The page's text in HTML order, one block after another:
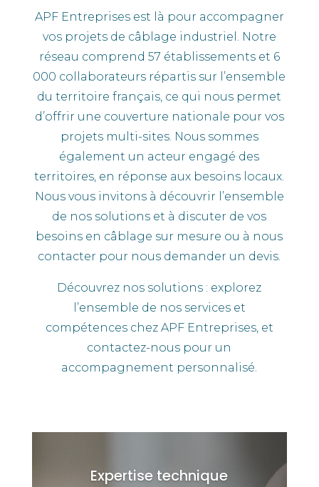
APF Entreprises est là pour accompagner
vos projets de câblage industriel. Notre
réseau comprend 57 établissements et 6
000 collaborateurs répartis sur l’ensemble
du territoire français, ce qui nous permet
d’offrir une couverture nationale pour vos
projets multi-sites. Nous sommes
également un acteur engagé des
territoires, en réponse aux besoins locaux.
Nous vous invitons à découvrir l’ensemble
de nos solutions et à discuter de vos
besoins en câblage sur mesure ou à nous
contacter pour nous demander un devis.
Découvrez nos solutions : explorez
l’ensemble de nos services et
compétences chez APF Entreprises, et
contactez-nous pour un
accompagnement personnalisé.
Expertise technique